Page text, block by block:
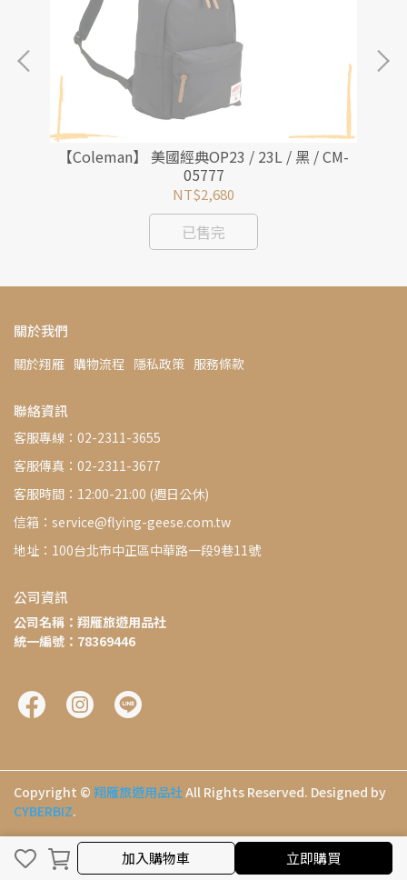
加入購物車 立即購買
【Coleman】 美國經典OP23 / 23L / 黑 / CM-
05777
NT$2,680
已售完
關於我們
關於翔雁 購物流程 隱私政策 服務條款
聯絡資訊
客服專線：02-2311-3655
客服傳真：02-2311-3677
客服時間：12:00-21:00 (週日公休)
信箱：service@flying-geese.com.tw
地址：100台北市中正區中華路一段9巷11號
公司資訊
公司名稱：翔雁旅遊用品社
統一編號：78369446
Copyright © 翔雁旅遊用品社All Rights Reserved. Designed by
CYBERBIZ.